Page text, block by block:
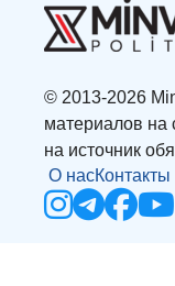
© 2013-2026
материалов на
на источник
О насКонтакты